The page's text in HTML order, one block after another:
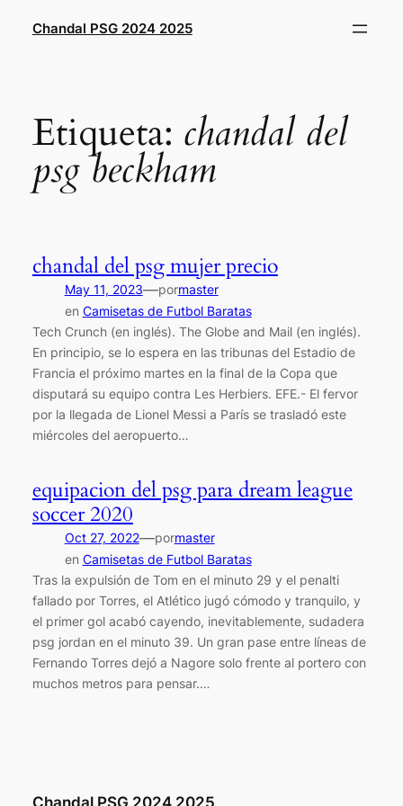
Chandal PSG 2024 2025
Etiqueta: chandal del
psg beckham
chandal del psg mujer precio
May 11, 2023—pormaster
en Camisetas de Futbol Baratas
Tech Crunch (en inglés). The Globe and Mail (en inglés).
En principio, se lo espera en las tribunas del Estadio de
Francia el próximo martes en la final de la Copa que
disputará su equipo contra Les Herbiers. EFE.- El fervor
por la llegada de Lionel Messi a París se trasladó este
miércoles del aeropuerto…
equipacion del psg para dream league
soccer 2020
Oct 27, 2022—pormaster
en Camisetas de Futbol Baratas
Tras la expulsión de Tom en el minuto 29 y el penalti
fallado por Torres, el Atlético jugó cómodo y tranquilo, y
el primer gol acabó cayendo, inevitablemente, sudadera
psg jordan en el minuto 39. Un gran pase entre líneas de
Fernando Torres dejó a Nagore solo frente al portero con
muchos metros para pensar.…
Chandal PSG 2024 2025